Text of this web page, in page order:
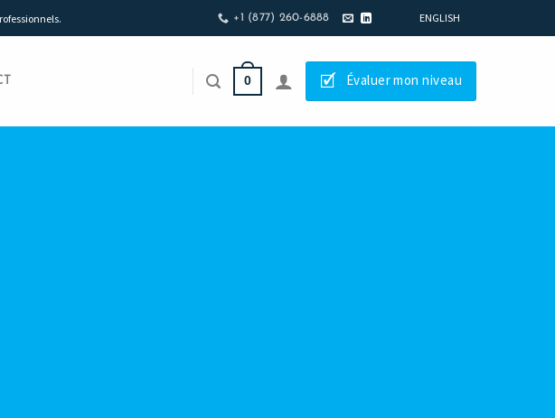
+1 (877) 260-6888 ENGLISH
0 🗹 Évaluer mon niveau